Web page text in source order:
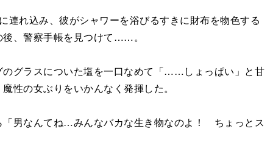
れ込み、彼がシャワーを浴びるすきに財布を物色する
、警察手帳を見つけて……。
グラスについた塩を一口なめて「……しょっぱい」と甘
性の女ぶりをいかんなく発揮した。
「男なんてね…みんなバカな生き物なのよ！ ちょっとス